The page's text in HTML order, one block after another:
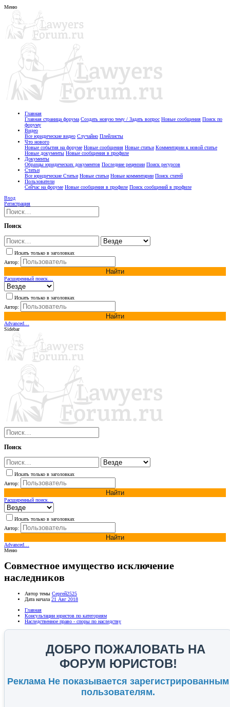
Меню
Главная
Главная страница форума Создать новую тему / Задать вопрос Новые сообщения Поиск по
форуму
Видео
Все юридические видео Случайно Плейлисты
Что нового
Новые события на форуме Новые сообщения Новые статьи Комментарии к новой статье
Новые документы Новые сообщения в профиле
Документы
Образцы юридических документов Последние рецензии Поиск ресурсов
Статьи
Все юридические Статьи Новые статьи Новые комментарии Поиск статей
Пользователи
Сейчас на форуме Новые сообщения в профиле Поиск сообщений в профиле
Вход
Регистрация
Поиск
Искать только в заголовках
Автор:
Найти
Расширенный поиск…
Искать только в заголовках
Автор:
Найти
Advanced…
Sidebar
Поиск
Искать только в заголовках
Автор:
Найти
Расширенный поиск…
Искать только в заголовках
Автор:
Найти
Advanced…
Меню
Совместное имущество исключение
наследников
Автор темы Сергей2525
Дата начала 21 Авг 2018
Главная
Консультации юристов по категориям
Наследственное право - споры по наследству
ДОБРО ПОЖАЛОВАТЬ НА
ФОРУМ ЮРИСТОВ!
Реклама Не показывается зарегистрированным
пользователям.